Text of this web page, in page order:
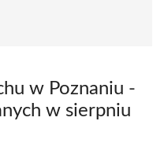
w Poznaniu -
w sierpniu